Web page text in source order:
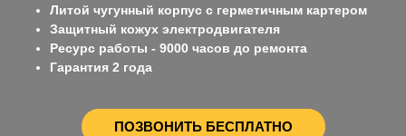
Литой чугунный корпус с герметичным картером
Защитный кожух электродвигателя
Ресурс работы - 9000 часов до ремонта
Гарантия 2 года
ПОЗВОНИТЬ БЕСПЛАТНО